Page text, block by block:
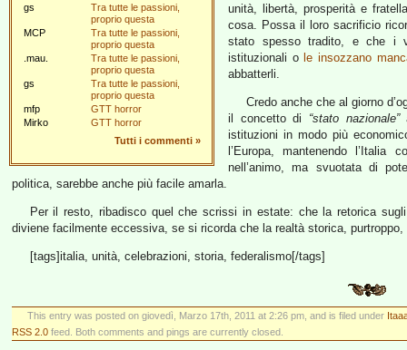
gs
Tra tutte le passioni,
proprio questa
MCP
Tra tutte le passioni,
proprio questa
.mau.
Tra tutte le passioni,
proprio questa
gs
Tra tutte le passioni,
proprio questa
mfp
GTT horror
Mirko
GTT horror
Tutti i commenti »
unità, libertà, prosperità e
cosa. Possa il loro sacrificio
stato spesso tradito, e che i
istituzionali o le insozzano
abbatterli.
Credo anche che al giorno
il concetto di “stato nazionale”
istituzioni in modo più
l’Europa, mantenendo
nell’animo, ma svuotata di
politica, sarebbe anche più facile amarla.
Per il resto, ribadisco quel che scrissi in estate: che la retorica
diviene facilmente eccessiva, se si ricorda che la realtà storica, purtroppo,
[tags]italia, unità, celebrazioni, storia, federalismo[/tags]
This entry was posted on giovedì, Marzo 17th, 2011 at 2:26 pm, and is filed under
RSS 2.0 feed. Both comments and pings are currently closed.